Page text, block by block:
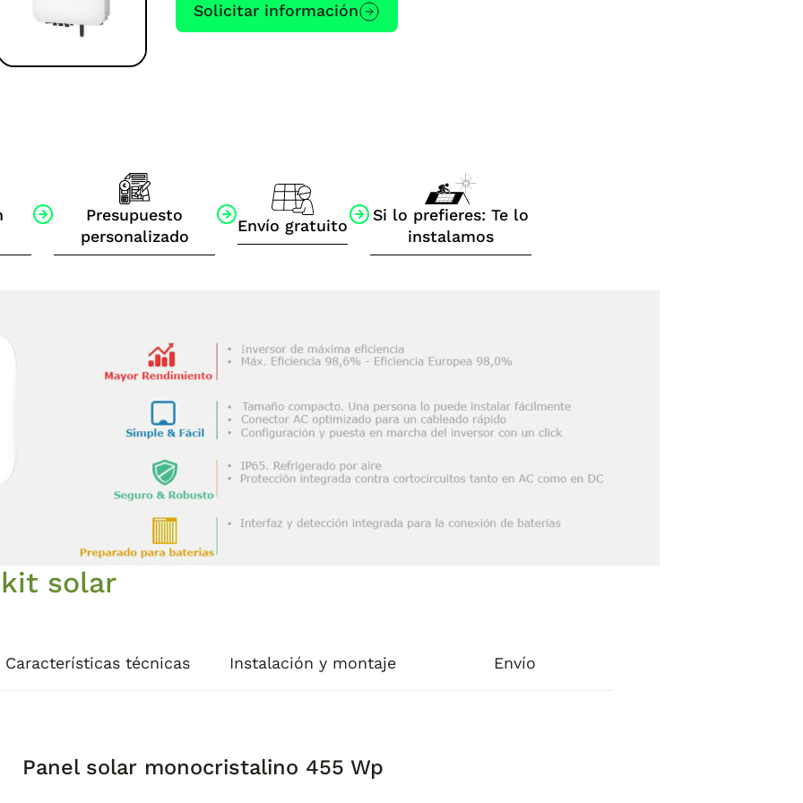
Solicitar información
Presupuesto
personalizado
Envío gratuito
Si lo prefieres: Te lo
instalamos
solar
Panel solar monocristalino 455 Wp
Características técnicas Instalación y montaje Envío